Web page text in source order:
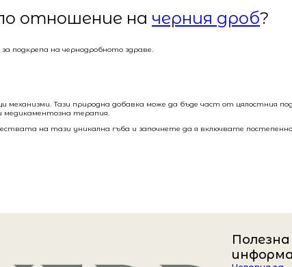
отношение на черния дроб?
подкрепа на чернодробното здраве.
Тази природна добавка може да бъде част от цялостния
медикаментозна терапия.
на тази уникална гъба и започнете да я включвате
Полезна